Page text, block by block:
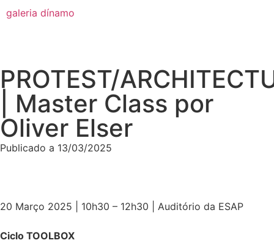
galeria dínamo
PROTEST/
| Master Class por
Oliver Elser
Publicado a 13/03/2025
20 Março 2025 | 10h30 – 12h30 | Auditório da ESAP
Ciclo TOOLBOX